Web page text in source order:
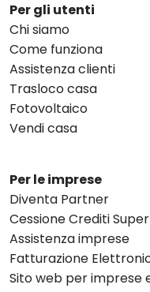
Per gli utenti
Chi siamo
Come funziona
Assistenza clienti
Trasloco casa
Fotovoltaico
Vendi casa
Per le imprese
Diventa Partner
Cessione Crediti
Assistenza imprese
Fatturazione
Sito web per imprese